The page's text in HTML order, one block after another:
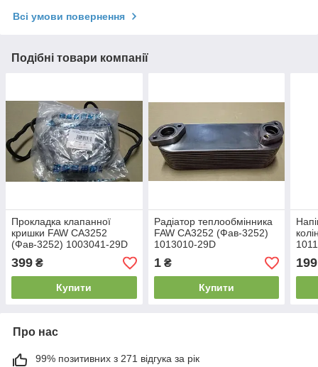
Всі умови повернення
Подібні товари компанії
Прокладка клапанної
кришки FAW CA3252
(Фав-3252) 1003041-29D
399 ₴
Купити
Радіатор теплообмінника
FAW CA3252 (Фав-3252)
1013010-29D
1₴
Купити
199
Про нас
99% позитивних з 271 відгука за рік